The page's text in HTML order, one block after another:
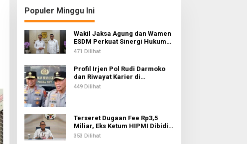
Populer Minggu Ini
Wakil Jaksa Agung dan Wamen
ESDM Perkuat Sinergi Hukum
untuk Kawal Sektor Energi
471 Dilihat
Profil Irjen Pol Rudi Darmoko
dan Riwayat Karier di
Kepolisian
449 Dilihat
Terseret Dugaan Fee Rp3,5
Miliar, Eks Ketum HIPMI Dibidik
KPK
353 Dilihat